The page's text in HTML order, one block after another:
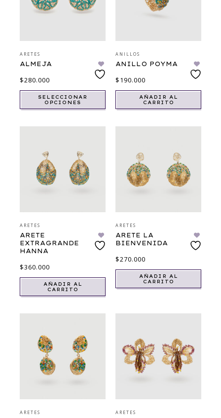
ARETES
ALMEJA
$280.000
SELECCIONAR
OPCIONES
ANILLOS
ANILLO POYMA
$190.000
AÑADIR AL
CARRITO
ARETES
ARETE
EXTRAGRANDE
HANNA
$360.000
AÑADIR AL
CARRITO
ARETES
ARETE LA
BIENVENIDA
$270.000
AÑADIR AL
CARRITO
ARETES ARETES